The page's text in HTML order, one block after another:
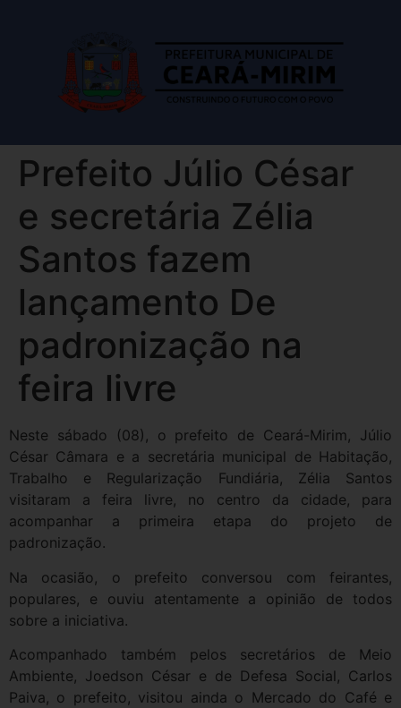
Prefeito Júlio César
e secretária Zélia
Santos fazem
lançamento De
padronização na
feira livre
Neste sábado (08), o prefeito de Ceará-Mirim, Júlio
César Câmara e a secretária municipal de Habitação,
Trabalho e Regularização Fundiária, Zélia Santos
visitaram a feira livre, no centro da cidade, para
acompanhar a primeira etapa do projeto de
padronização.
Na ocasião, o prefeito conversou com feirantes,
populares, e ouviu atentamente a opinião de todos
sobre a iniciativa.
Acompanhado também pelos secretários de Meio
Ambiente, Joedson César e de Defesa Social, Carlos
Paiva, o prefeito, visitou ainda o Mercado do Café e